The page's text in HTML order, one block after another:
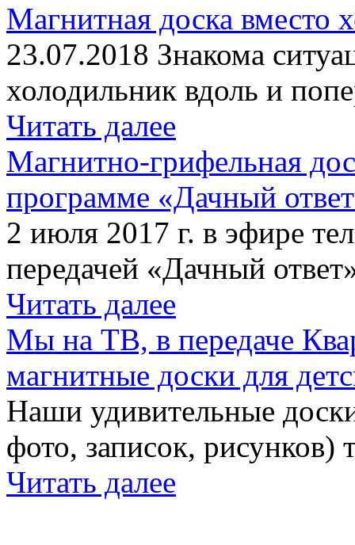
Магнитная доска вместо
23.07.2018 Знакома
холодильник вдоль и
Читать далее
Магнитно-грифельная
программе «Дачный
2 июля 2017 г. в эфире
передачей «Дачный
Читать далее
Мы на ТВ, в передаче
магнитные доски для
Наши удивительные
фото, записок,
Читать далее